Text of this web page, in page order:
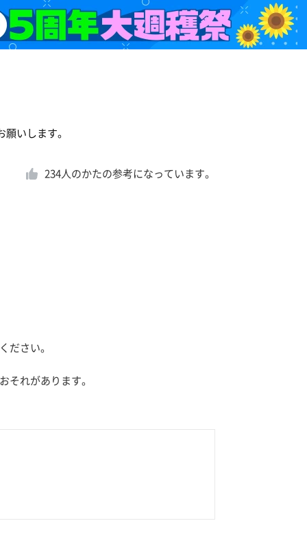
いします。
234人のかたの参考になっています。
ださい。
それがあります。